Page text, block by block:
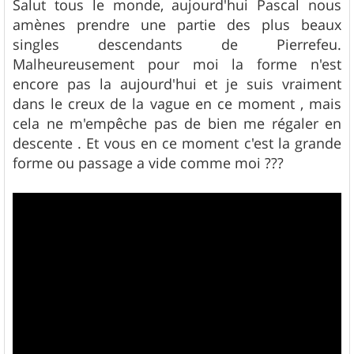
s
a
g
e
Salut tous le monde, aujourd'hui Pascal nous
amènes prendre une partie des plus beaux
singles descendants de Pierrefeu.
Malheureusement pour moi la forme n'est
encore pas la aujourd'hui et je suis vraiment
dans le creux de la vague en ce moment , mais
cela ne m'empêche pas de bien me régaler en
descente . Et vous en ce moment c'est la grande
forme ou passage a vide comme moi ???